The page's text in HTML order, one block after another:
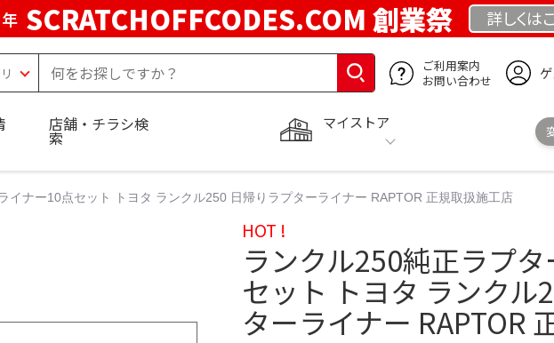
SCRATCHOFFCODES.COM 創業祭 詳しくは
ご利用案内
お問い合わせ
マイストア
店舗・チラシ検
索
イナー10点セット トヨタ ランクル250 日帰りラプターライナー RAPTOR 正規取扱施工店
HOT !
ランクル250純正ラプ
セット トヨタ ランクル
ターライナー RAPTOR